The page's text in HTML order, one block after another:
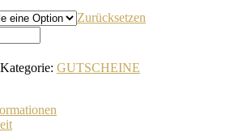
Zurücksetzen
Kategorie: GUTSCHEINE